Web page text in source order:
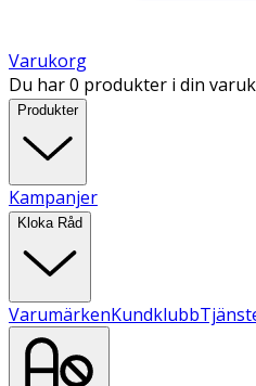
Varukorg
Du har 0 produkter i din
Produkter
Kampanjer
Kloka Råd
VarumärkenKundklubb